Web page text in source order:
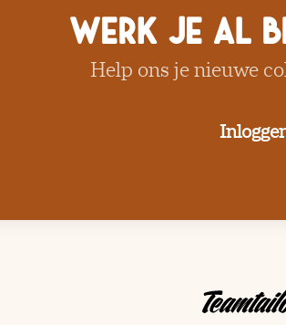
Werk je al
Help ons je nieuwe